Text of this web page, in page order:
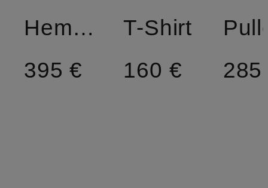
Hemdblusenkleid
395 €
T-Shirt
160 €
285